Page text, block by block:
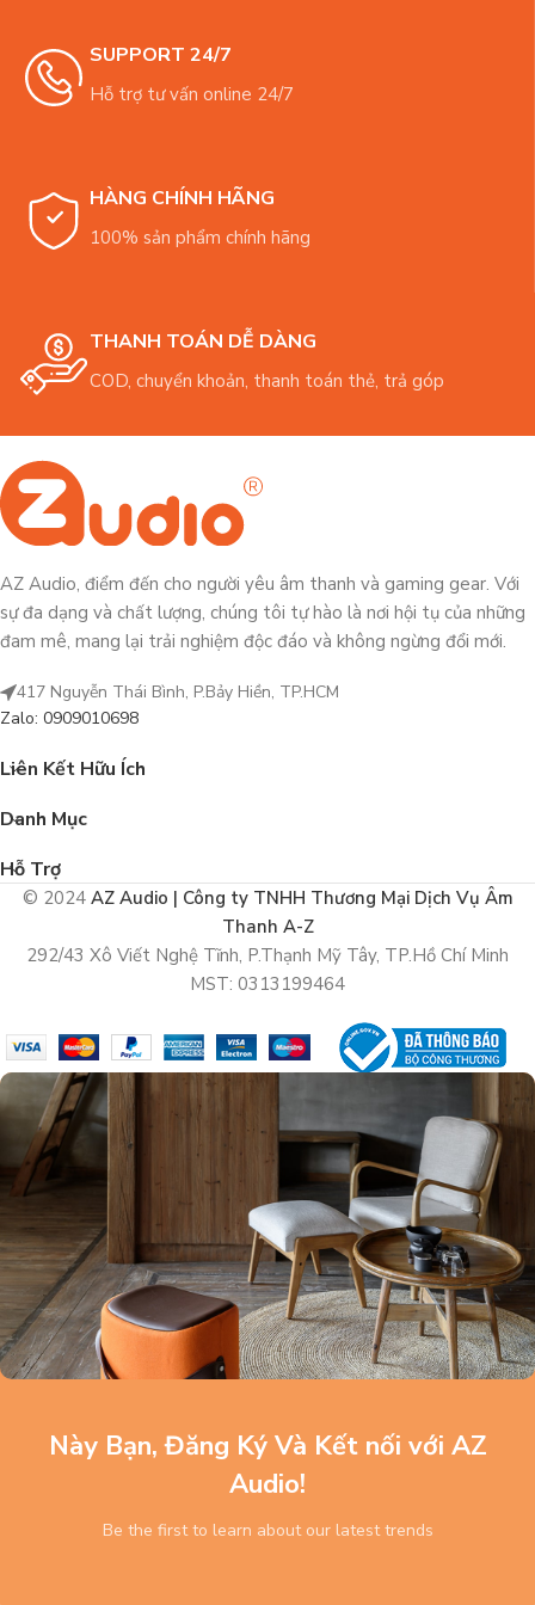
SUPPORT 24/7
Hỗ trợ tư vấn online 24/7
HÀNG CHÍNH HÃNG
100% sản phẩm chính hãng
THANH TOÁN DỄ DÀNG
COD, chuyển khoản, thanh toán thẻ, trả góp
AZ Audio, điểm đến cho người yêu âm thanh và gaming gear. Với
sự đa dạng và chất lượng, chúng tôi tự hào là nơi hội tụ của những
đam mê, mang lại trải nghiệm độc đáo và không ngừng đổi mới.
417 Nguyễn Thái Bình, P.Bảy Hiền, TP.HCM
Zalo: 0909010698
Liên Kết Hữu Ích
Danh Mục
Hỗ Trợ
© 2024 AZ Audio | Công ty TNHH Thương Mại Dịch Vụ Âm
Thanh A-Z
292/43 Xô Viết Nghệ Tĩnh, P.Thạnh Mỹ Tây, TP.Hồ Chí Minh
MST: 0313199464
Này Bạn, Đăng Ký Và Kết nối với AZ
Audio!
Be the first to learn about our latest trends